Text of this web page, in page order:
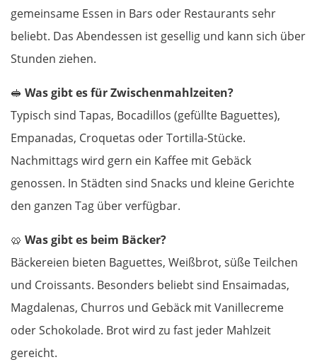
gemeinsame Essen in Bars oder Restaurants sehr
beliebt. Das Abendessen ist gesellig und kann sich über
Stunden ziehen.
🥪 Was gibt es für Zwischenmahlzeiten?
Typisch sind Tapas, Bocadillos (gefüllte Baguettes),
Empanadas, Croquetas oder Tortilla-Stücke.
Nachmittags wird gern ein Kaffee mit Gebäck
genossen. In Städten sind Snacks und kleine Gerichte
den ganzen Tag über verfügbar.
🥨 Was gibt es beim Bäcker?
Bäckereien bieten Baguettes, Weißbrot, süße Teilchen
und Croissants. Besonders beliebt sind Ensaimadas,
Magdalenas, Churros und Gebäck mit Vanillecreme
oder Schokolade. Brot wird zu fast jeder Mahlzeit
gereicht.
Varaždin
Zagreb
Slowenien
Novo mesto
Ljubljana
Italien
Triest
Venedig